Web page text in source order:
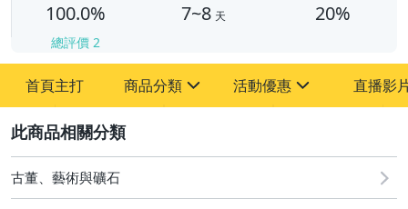
100.0%
總評價 2
7~8 天 20%
首頁主打 商品分類
其它
活動優惠
[全店] 周年慶
[全店] 粉絲專享
直播影
古董、藝術與礦石